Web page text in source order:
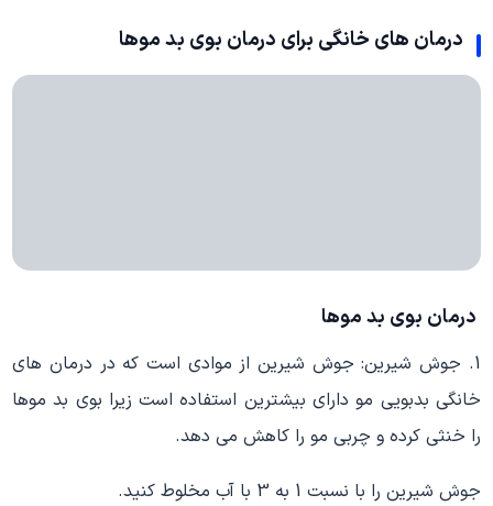
درمان های خانگی برای درمان بوی بد موها
درمان بوی بد موها
1. جوش شیرین: جوش شیرین از موادی است که در درمان های
خانگی بدبویی مو دارای بیشترین استفاده است زیرا بوی بد موها
را خنثی کرده و چربی مو را کاهش می دهد.
جوش شیرین را با نسبت 1 به 3 با آب مخلوط کنید.